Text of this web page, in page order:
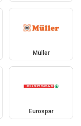
Müller
Eurospar